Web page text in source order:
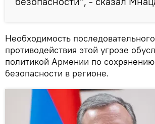
Необходимость последовательного
противодействия этой угрозе
политикой Армении по
безопасности в регионе.